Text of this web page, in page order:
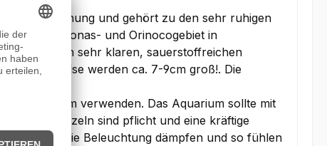
Zeichnung und gehört zu den sehr ruhigen
dem Amazonas- und Orinocogebiet in
und in sehr klaren, sauerstoffreichen
die Welse werden ca. 7-9cm groß!. Die
min. 80cm verwenden. Das Aquarium sollte mit
einige Wurzeln sind pflicht und eine kräftige
sollten die Beleuchtung dämpfen und so fühlen